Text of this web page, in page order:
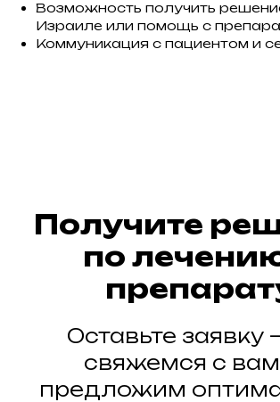
Возможность получить
Израиле или помощь с
Коммуникация с пациентом и
Получите
по
Оставьте заявку
свяжемся с
предложим